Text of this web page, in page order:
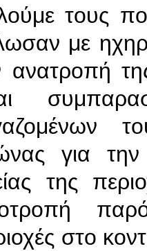
τους
με
ανατροπή
για
της
στο